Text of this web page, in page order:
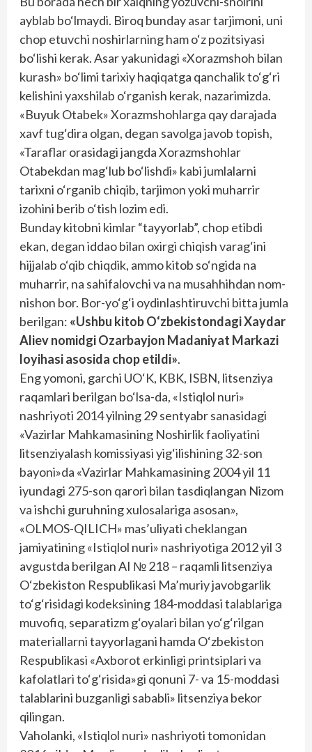
ayblab bo‘lmaydi. Biroq bunday asar tarjimoni, uni
chop etuvchi noshirlarning ham o‘z pozitsiyasi
bo‘lishi kerak. Asar yakunidagi «Xorazmshoh bilan
kurash» bo‘limi tarixiy haqiqatga qanchalik to‘g‘ri
kelishini yaxshilab o‘rganish kerak, nazarimizda.
«Buyuk Otabek» Xorazmshohlarga qay darajada
xavf tug‘dira olgan, degan savolga javob topish,
«Taraflar orasidagi jangda Xorazmshohlar
Otabekdan mag‘lub bo‘lishdi» kabi jumlalarni
tarixni o‘rganib chiqib, tarjimon yoki muharrir
izohini berib o‘tish lozim edi.
Bunday kitobni kimlar “tayyorlab”, chop etibdi
ekan, degan iddao bilan oxirgi chiqish varag‘ini
hijjalab o‘qib chiqdik, ammo kitob so‘ngida na
muharrir, na sahifalovchi va na musahhihdan nom-
nishon bor. Bor-yo‘g‘i oydinlashtiruvchi bitta jumla
berilgan: «Ushbu kitob O‘zbekistondagi Xaydar
Aliev nomidgi Ozarbayjon Madaniyat Markazi
loyihasi asosida chop etildi».
Eng yomoni, garchi UO‘K, KBK, ISBN, litsenziya
raqamlari berilgan bo‘lsa-da, «Istiqlol nuri»
nashriyoti 2014 yilning 29 sentyabr sanasidagi
«Vazirlar Mahkamasining Noshirlik faoliyatini
litsenziyalash komissiyasi yig‘ilishining 32-son
bayoni»da «Vazirlar Mahkamasining 2004 yil 11
iyundagi 275-son qarori bilan tasdiqlangan Nizom
va ishchi guruhning xulosalariga asosan»,
«OLMOS-QILICH» mas’uliyati cheklangan
jamiyatining «Istiqlol nuri» nashriyotiga 2012 yil 3
avgustda berilgan AI № 218 – raqamli litsenziya
O‘zbekiston Respublikasi Ma’muriy javobgarlik
to‘g‘risidagi kodeksining 184-moddasi talablariga
muvofiq, separatizm g‘oyalari bilan yo‘g‘rilgan
materiallarni tayyorlagani hamda O‘zbekiston
Respublikasi «Axborot erkinligi printsiplari va
kafolatlari to‘g‘risida»gi qonuni 7- va 15-moddasi
talablarini buzganligi sababli» litsenziya bekor
qilingan.
Vaholanki, «Istiqlol nuri» nashriyoti tomonidan